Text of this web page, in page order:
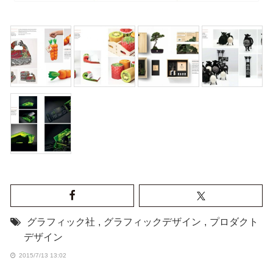
グラフィック社 , グラフィックデザイン , プロダクト
デザイン
2015/7/13 13:02